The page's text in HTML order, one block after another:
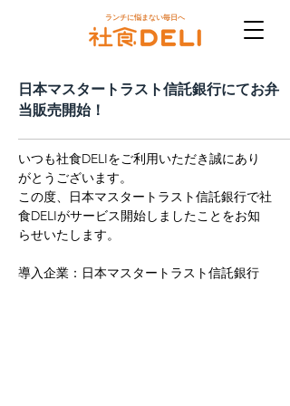
ランチに悩まない毎日へ
日本マスタートラスト信託銀行にてお弁
当販売開始！
いつも社食DELIをご利用いただき誠にあり
がとうございます。
この度、日本マスタートラスト信託銀行で社
食DELIがサービス開始しましたことをお知
らせいたします。
導入企業：日本マスタートラスト信託銀行